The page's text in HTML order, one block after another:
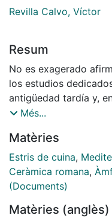
Revilla Calvo, Víctor
Resum
No es exagerado
los estudios
antigüedad tardía y,
cerámicas, han
auténtica explosión
extensión y
posibilidades de
excavación, en las
asentamiento, hasta
Més...
Matèries
Estris de cuina,
Ceràmica romana,
(Documents)
Matèries (anglès)